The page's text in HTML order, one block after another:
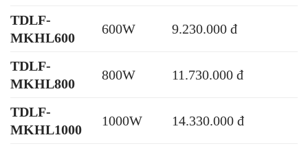
TDLF-
MKHL600
600W 9.230.000 đ
TDLF-
MKHL800
800W 11.730.000 đ
TDLF-
MKHL1000
1000W 14.330.000 đ